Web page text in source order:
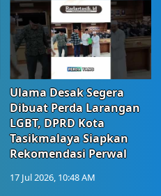
Ulama Desak Segera
Dibuat Perda Larangan
LGBT, DPRD Kota
Tasikmalaya Siapkan
Rekomendasi Perwal
17 Jul 2026, 10:48 AM